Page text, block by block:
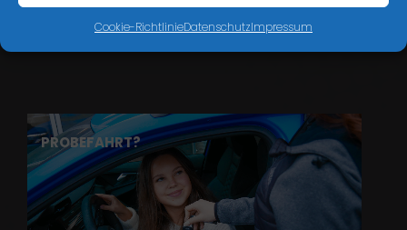
Cookie-RichtlinieDatenschutzImpressum
PROBEFAHRT?